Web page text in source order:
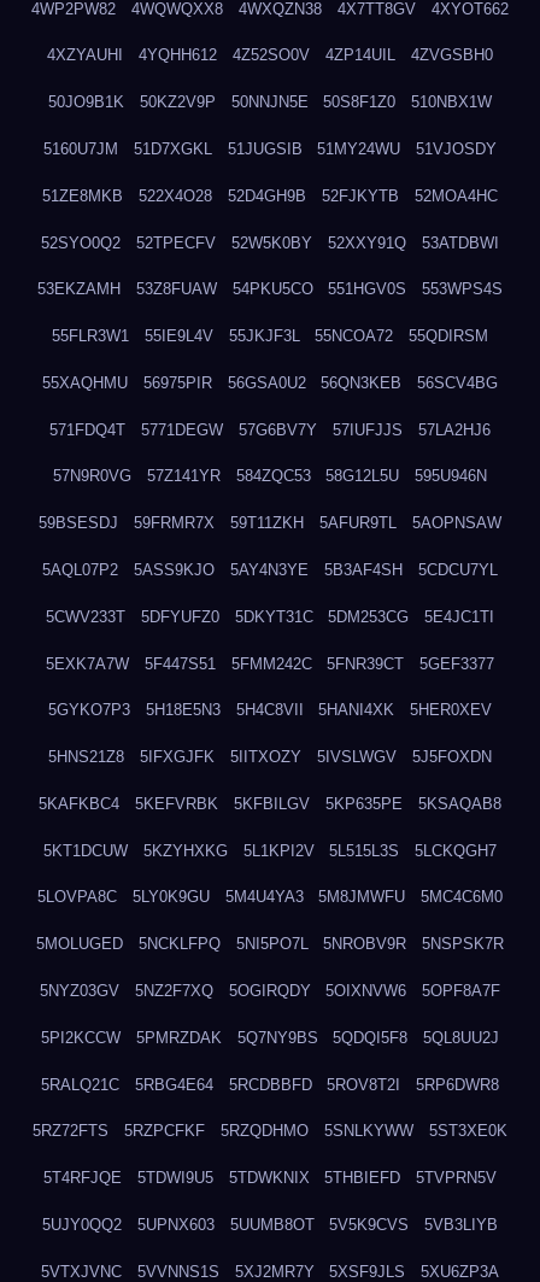
4WP2PW82 4WQWQXX8 4WXQZN38 4X7TT8GV 4XYOT662
4XZYAUHI 4YQHH612 4Z52SO0V 4ZP14UIL 4ZVGSBH0
50JO9B1K 50KZ2V9P 50NNJN5E 50S8F1Z0 510NBX1W
5160U7JM 51D7XGKL 51JUGSIB 51MY24WU 51VJOSDY
51ZE8MKB 522X4O28 52D4GH9B 52FJKYTB 52MOA4HC
52SYO0Q2 52TPECFV 52W5K0BY 52XXY91Q 53ATDBWI
53EKZAMH 53Z8FUAW 54PKU5CO 551HGV0S 553WPS4S
55FLR3W1 55IE9L4V 55JKJF3L 55NCOA72 55QDIRSM
55XAQHMU 56975PIR 56GSA0U2 56QN3KEB 56SCV4BG
571FDQ4T 5771DEGW 57G6BV7Y 57IUFJJS 57LA2HJ6
57N9R0VG 57Z141YR 584ZQC53 58G12L5U 595U946N
59BSESDJ 59FRMR7X 59T11ZKH 5AFUR9TL 5AOPNSAW
5AQL07P2 5ASS9KJO 5AY4N3YE 5B3AF4SH 5CDCU7YL
5CWV233T 5DFYUFZ0 5DKYT31C 5DM253CG 5E4JC1TI
5EXK7A7W 5F447S51 5FMM242C 5FNR39CT 5GEF3377
5GYKO7P3 5H18E5N3 5H4C8VII 5HANI4XK 5HER0XEV
5HNS21Z8 5IFXGJFK 5IITXOZY 5IVSLWGV 5J5FOXDN
5KAFKBC4 5KEFVRBK 5KFBILGV 5KP635PE 5KSAQAB8
5KT1DCUW 5KZYHXKG 5L1KPI2V 5L515L3S 5LCKQGH7
5LOVPA8C 5LY0K9GU 5M4U4YA3 5M8JMWFU 5MC4C6M0
5MOLUGED 5NCKLFPQ 5NI5PO7L 5NROBV9R 5NSPSK7R
5NYZ03GV 5NZ2F7XQ 5OGIRQDY 5OIXNVW6 5OPF8A7F
5PI2KCCW 5PMRZDAK 5Q7NY9BS 5QDQI5F8 5QL8UU2J
5RALQ21C 5RBG4E64 5RCDBBFD 5ROV8T2I 5RP6DWR8
5RZ72FTS 5RZPCFKF 5RZQDHMO 5SNLKYWW 5ST3XE0K
5T4RFJQE 5TDWI9U5 5TDWKNIX 5THBIEFD 5TVPRN5V
5UJY0QQ2 5UPNX603 5UUMB8OT 5V5K9CVS 5VB3LIYB
5VTXJVNC 5VVNNS1S 5XJ2MR7Y 5XSF9JLS 5XU6ZP3A